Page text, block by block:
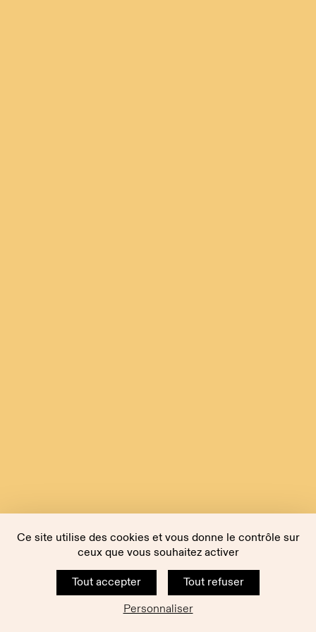
Ce site utilise des cookies et vous donne le contrôle sur
ceux que vous souhaitez activer
Tout accepter
Tout refuser
Personnaliser